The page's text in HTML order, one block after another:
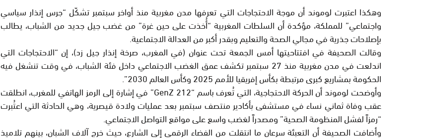
وهكذا اعتبرت لوموند أن موجة الاحتجاجات التي تعرفها مدن مغربية منذ أواخر سبتمبر تشكّل “جرس إنذار سياسي
واجتماعي” للمملكة، مؤكدة أن السلطات المغربية “أُخذت على حين غرة” من غضب جيل جديد من الشباب، يطالب
بإصلاحات جذرية في مجالي الصحة والتعليم وبقدر أكبر من العدالة الاجتماعية.
وقالت الصحيفة في افتتاحيتها أمس الجمعة تحت عنوان (في المغرب، صرخة إنذار جيل زد)، إن “الاحتجاجات التي
اندلعت في مدن مغربية منذ 27 سبتمبر تكشف عمق الغضب الاجتماعي داخل فئة الشباب، في وقت تنشغل فيه
الحكومة بمشاريع كبرى مرتبطة بكأس إفريقيا للأمم 2025 وكأس العالم 2030”.
وأوضحت لوموند أن الحركة الاحتجاجية، التي تُعرف باسم “GenZ 212” في إشارة إلى الرمز الهاتفي للمغرب، انطلقت
عقب وفاة ثماني نساء في مستشفى بأكادير منتصف سبتمبر بعد عمليات ولادة قيصرية، وهي الحادثة التي اعتُبرت
“رمزاً لفشل المنظومة الصحية” ومصدراً لغضب واسع على مواقع التواصل الاجتماعي.
وأضافت الصحيفة أن التعبئة سرعان ما انتقلت من الفضاء الرقمي إلى الشارع، حيث خرج آلاف الشبان، بينهم تلاميذ